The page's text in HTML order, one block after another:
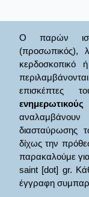
Ο παρών
(προσωπικός),
επισκέπτες
ενημερωτικούς
διασταύρωσης
δίχως την
παρακαλούμε
saint [dot] gr.
έγγραφη